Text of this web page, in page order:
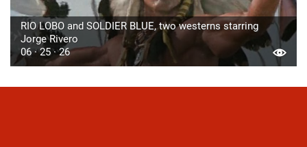
RIO LOBO and SOLDIER BLUE, two westerns starring
Jorge Rivero
06 · 25 · 26